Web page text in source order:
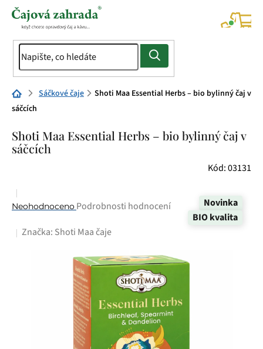
Přejít
Domů Sáčkové čaje
Shoti Maa Essential Herbs – bio bylinný čaj v
sáčcích
Shoti Maa Essential Herbs – bio bylinný čaj v
sáčcích
Kód:03131
Novinka
BIO kvalita
Průměrné
produktu
Neohodnoceno Podrobnosti hodnocení
Značka: Shoti Maa čaje